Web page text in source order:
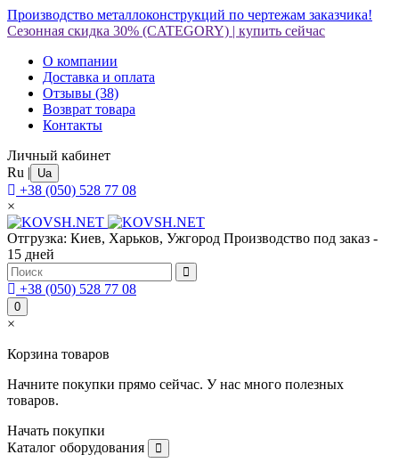
Производство металлоконструкций по чертежам заказчика!
Сезонная скидка 30% (CATEGORY) | купить сейчас
О компании
Доставка и оплата
Отзывы (38)
Возврат товара
Контакты
Личный кабинет
Ru | Ua
+38 (050) 528 77 08
×
Отгрузка: Киев, Харьков, Ужгород Производство под заказ -
15 дней
+38 (050) 528 77 08
0
×
Корзина товаров
Начните покупки прямо сейчас. У нас много полезных
товаров.
Начать покупки
Каталог оборудования